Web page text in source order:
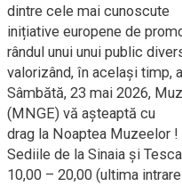
dintre cele mai cunoscute
inițiative europene de
rândul unui unui public
valorizând, în același timp,
Sâmbătă, 23 mai 2026,
(MNGE) vă așteaptă cu
drag la Noaptea Muzeelor !
Sediile de la Sinaia și
10,00 – 20,00 (ultima intrare